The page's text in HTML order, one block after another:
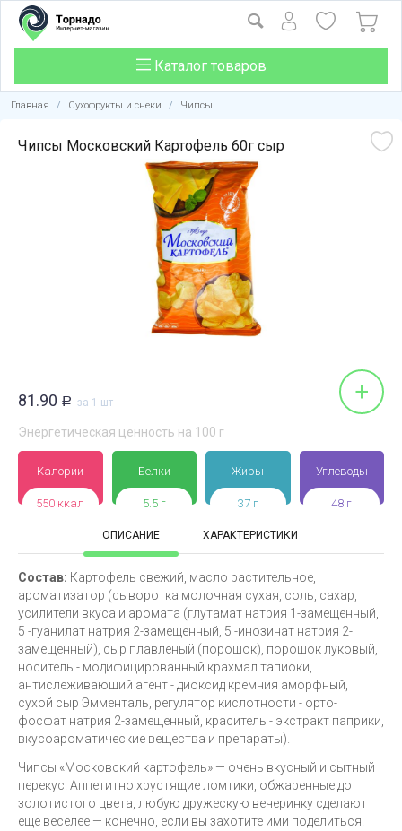
Каталог товаров
Главная / Сухофрукты и снеки / Чипсы
Чипсы Московский Картофель 60г сыр
81.90 Р за 1 шт +
Энергетическая ценность на 100 г
Калории
550 ккал
Белки
5.5 г
Жиры
37 г
Углеводы
48 г
ОПИСАНИЕ ХАРАКТЕРИСТИКИ
Состав: Картофель свежий, масло растительное,
ароматизатор (сыворотка молочная сухая, соль, сахар,
усилители вкуса и аромата (глутамат натрия 1-замещенный,
5 -гуанилат натрия 2-замещенный, 5 -инозинат натрия 2-
замещенный), сыр плавленый (порошок), порошок луковый,
носитель - модифицированный крахмал тапиоки,
антислеживающий агент - диоксид кремния аморфный,
сухой сыр Эмменталь, регулятор кислотности - орто-
фосфат натрия 2-замещенный, краситель - экстракт паприки,
вкусоароматические вещества и препараты).
Чипсы «Московский картофель» — очень вкусный и сытный
перекус. Аппетитно хрустящие ломтики, обжаренные до
золотистого цвета, любую дружескую вечеринку сделают
еще веселее — конечно, если вы захотите ими поделиться.